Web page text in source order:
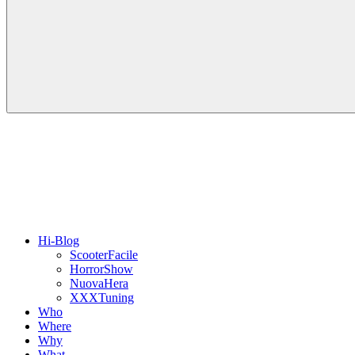
Hi-Blog
ScooterFacile
HorrorShow
NuovaHera
XXXTuning
Who
Where
Why